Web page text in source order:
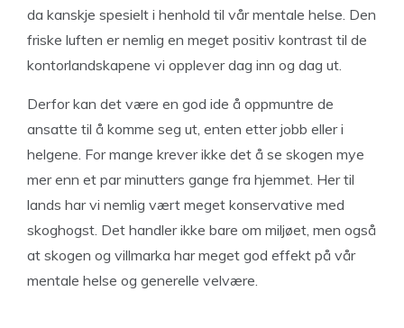
da kanskje spesielt i henhold til vår mentale helse. Den
friske luften er nemlig en meget positiv kontrast til de
kontorlandskapene vi opplever dag inn og dag ut.
Derfor kan det være en god ide å oppmuntre de
ansatte til å komme seg ut, enten etter jobb eller i
helgene. For mange krever ikke det å se skogen mye
mer enn et par minutters gange fra hjemmet. Her til
lands har vi nemlig vært meget konservative med
skoghogst. Det handler ikke bare om miljøet, men også
at skogen og villmarka har meget god effekt på vår
mentale helse og generelle velvære.